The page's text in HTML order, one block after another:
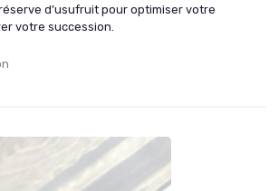
d’usufruit pour optimiser votre
votre succession.